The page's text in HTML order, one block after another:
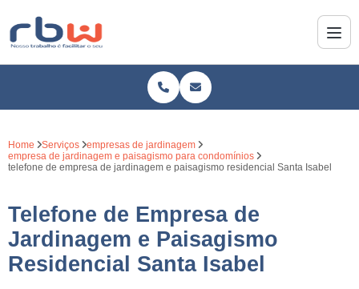
Home Serviços
empresas de jardinagem
empresa de jardinagem e paisagismo para condomínios
telefone de empresa de jardinagem e paisagismo residencial Santa Isabel
Telefone de Empresa de
Jardinagem e Paisagismo
Residencial Santa Isabel